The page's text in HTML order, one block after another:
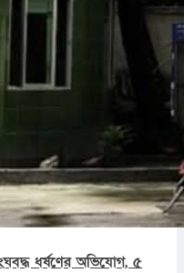
ধর্ষণের অভিযোগ, ৫